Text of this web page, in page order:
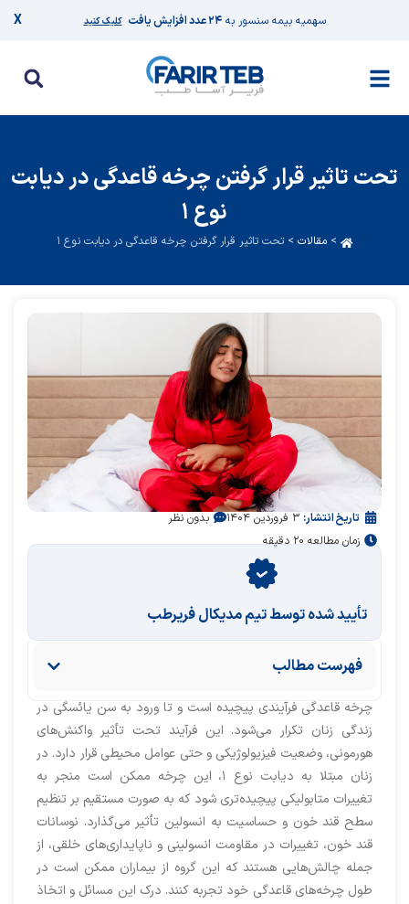
سهمیه بیمه سنسور به۲۴ عدد افزایش یافت کلیک کنید X
تحت تاثیر قرار گرفتن چرخه قاعدگی در دیابت
نوع ۱
>مقالات >تحت تاثیر قرار گرفتن چرخه قاعدگی در دیابت نوع ۱
تاریخ انتشار: ۳ فروردین ۱۴۰۴
بدون نظر
زمان مطالعه ۲۰ دقیقه
تأیید‌‌‌‌‌‌‌ شده توسط تیم مدیکال فریرطب
فهرست مطالب
چرخه قاعدگی فرآیندی پیچیده است و تا ورود به سن یائسگی در
زندگی زنان تکرار می‌شود. این فرآیند تحت تأثیر واکنش‌های
هورمونی، وضعیت فیزیولوژیکی و حتی عوامل محیطی قرار دارد. در
زنان مبتلا به دیابت نوع ۱، این چرخه ممکن است منجر به
تغییرات متابولیکی پیچیده‌تری شود که به صورت مستقیم بر تنظیم
سطح قند خون و حساسیت به انسولین تأثیر می‌گذارد. نوسانات
قند خون، تغییرات در مقاومت انسولینی و ناپایداری‌های خلقی، از
جمله چالش‌هایی هستند که این گروه از بیماران ممکن است در
طول چرخه‌های قاعدگی خود تجربه کنند. درک این مسائل و اتخاذ